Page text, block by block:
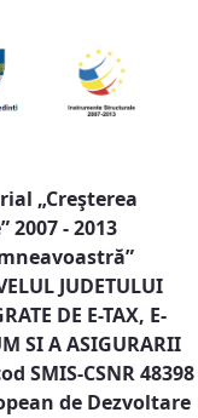
„Creşterea
- 2013
JUDETULUI
DE E-TAX, E-
SI A ASIGURARII
SMIS-CSNR 48398
de Dezvoltare